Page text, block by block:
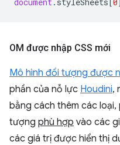
OM được nhập CSS mới
Mô hình đối tượng được
phần của nỗ lực Houdini,
bằng cách thêm các
tượng phù hợp vào các
các giá trị được hiển thị